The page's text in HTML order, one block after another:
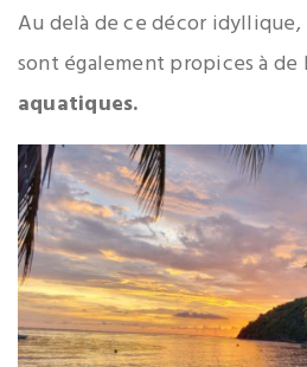
Au delà de ce décor idyllique,
sont également propices à de
aquatiques.